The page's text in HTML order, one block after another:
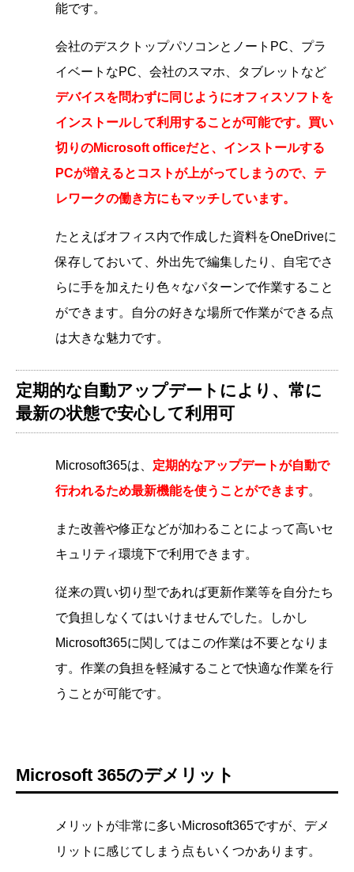
能です。
会社のデスクトップパソコンとノートPC、プラ
イベートなPC、会社のスマホ、タブレットなど
デバイスを問わずに同じようにオフィスソフトを
インストールして利用することが可能です。買い
切りのMicrosoft officeだと、インストールする
PCが増えるとコストが上がってしまうので、テ
レワークの働き方にもマッチしています。
たとえばオフィス内で作成した資料をOneDriveに
保存しておいて、外出先で編集したり、自宅でさ
らに手を加えたり色々なパターンで作業すること
ができます。自分の好きな場所で作業ができる点
は大きな魅力です。
定期的な自動アップデートにより、常に
最新の状態で安心して利用可
Microsoft365は、 定期的なアップデートが自動で
行われるため最新機能を使うことができます。
また改善や修正などが加わることによって高いセ
キュリティ環境下で利用できます。
従来の買い切り型であれば更新作業等を自分たち
で負担しなくてはいけませんでした。しかし
Microsoft365に関してはこの作業は不要となりま
す。作業の負担を軽減することで快適な作業を行
うことが可能です。
Microsoft 365のデメリット
メリットが非常に多いMicrosoft365ですが、デメ
リットに感じてしまう点もいくつかあります。